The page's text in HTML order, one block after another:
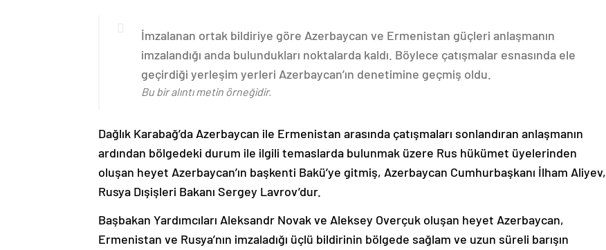
İmzalanan ortak bildiriye göre Azerbaycan ve Ermenistan güçleri anlaşmanın
imzalandığı anda bulundukları noktalarda kaldı. Böylece çatışmalar esnasında ele
geçirdiği yerleşim yerleri Azerbaycan’ın denetimine geçmiş oldu.
Bu bir alıntı metin örneğidir.
Dağlık Karabağ’da Azerbaycan ile Ermenistan arasında çatışmaları sonlandıran anlaşmanın
ardından bölgedeki durum ile ilgili temaslarda bulunmak üzere Rus hükümet üyelerinden
oluşan heyet Azerbaycan’ın başkenti Bakü’ye gitmiş, Azerbaycan Cumhurbaşkanı İlham Aliyev,
Rusya Dışişleri Bakanı Sergey Lavrov’dur.
Başbakan Yardımcıları Aleksandr Novak ve Aleksey Overçuk oluşan heyet Azerbaycan,
Ermenistan ve Rusya’nın imzaladığı üçlü bildirinin bölgede sağlam ve uzun süreli barışın